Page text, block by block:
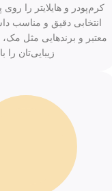
کرم‌پودر و هایلایتر را
معتبر و برندهایی مثل
زیبایی‌تان را